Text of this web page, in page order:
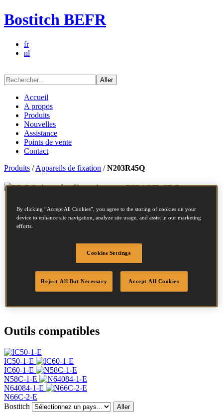
Bostitch BEFR
fr
nl
Aller
Accueil
A propos
Produits
Nouvelles
Assistance
Points de vente
Contact
Produits /Appareils de fixation /N203R45Q
Séries de fixations - N203R45Q
Réf.
N203R45Q
Description
POINTES RLX 2.03-45 RING 17.5M
4.5 mm
45 mm
Finition
Brillant
Outils compatibles
IC50-1-E
IC60-1-E
N58C-1-E
N64084-1-E
N66C-2-E
Bostitch
Aller
By clicking “Accept All Cookies”, you agree to the storing of cookies on your
device to enhance site navigation, analyze site usage, and assist in our marketing
efforts.
Cookies Settings
Reject All But Necessary Accept All Cookies